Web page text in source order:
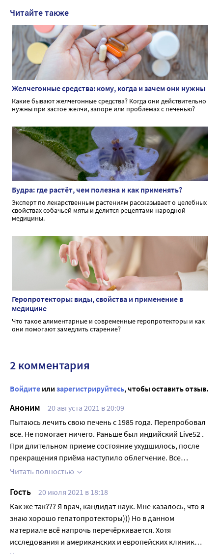
Читайте также
Желчегонные средства: кому, когда и зачем они нужны
Какие бывают желчегонные средства? Когда они действительно
нужны при застое желчи, запоре или проблемах с печенью?
Будра: где растёт, чем полезна и как применять?
Эксперт по лекарственным растениям рассказывает о целебных
свойствах собачьей мяты и делится рецептами народной
медицины.
Геропротекторы: виды, свойства и применение в
медицине
Что такое алиментарные и современные геропротекторы и как
они помогают замедлить старение?
2 комментария
Войдите или зарегистрируйтесь, чтобы оставить отзыв.
Аноним
20 августа 2021 в 20:09
Пытаюсь лечить свою печень с 1985 года. Перепробовал
все. Не помогает ничего. Раньше был индийский Live52 .
При длительном приеме состояние ухудшилось, после
прекращения приёма наступило облегчение. Все
перечисленные здесь применял многократно. Результат
Читать полностью
Гость
20 июля 2021 в 18:18
Как же так??? Я врач, кандидат наук. Мне казалось, что я
знаю хорошо гепатопротекторы))) Но в данном
материале всё напрочь перечёркивается. Хотя
исследования и американских и европейских клиник